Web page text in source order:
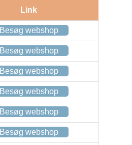
Link
Besøg webshop
Besøg webshop
Besøg webshop
Besøg webshop
Besøg webshop
Besøg webshop